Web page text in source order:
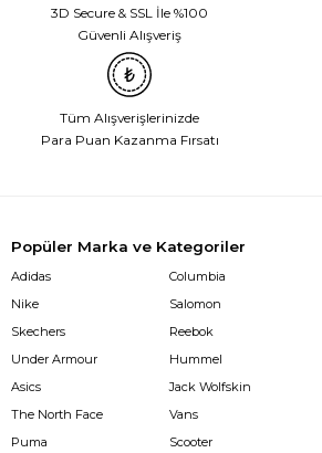
3D Secure & SSL İle %100
Güvenli Alışveriş
Tüm Alışverişlerinizde
Para Puan Kazanma Fırsatı
Popüler Marka ve Kategoriler
Adidas
Nike
Skechers
Under Armour
Asics
The North Face
Puma
Columbia
Salomon
Reebok
Hummel
Jack Wolfskin
Vans
Scooter